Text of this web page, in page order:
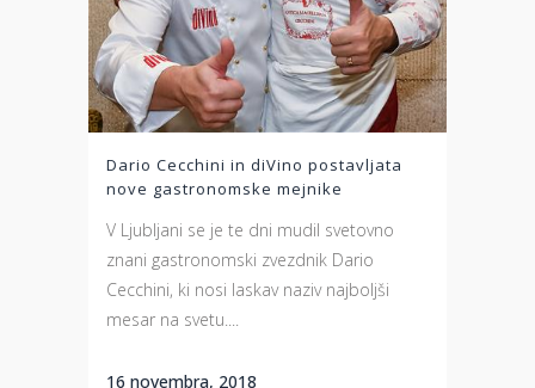
Dario Cecchini in diVino postavljata
nove gastronomske mejnike
V Ljubljani se je te dni mudil svetovno
znani gastronomski zvezdnik Dario
Cecchini, ki nosi laskav naziv najboljši
mesar na svetu....
16 novembra, 2018